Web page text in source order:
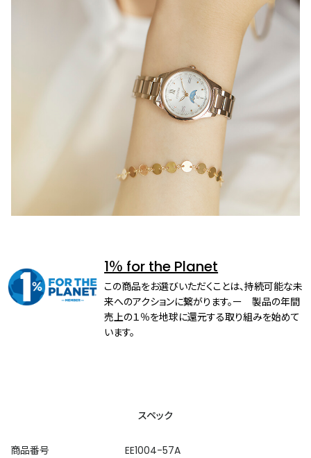
1％ for the Planet
この商品をお選びいただくことは、持続可能な未
来へのアクションに繋がります。ー 製品の年間
売上の１％を地球に還元する取り組みを始めて
います。
スペック
商品番号 EE1004-57A